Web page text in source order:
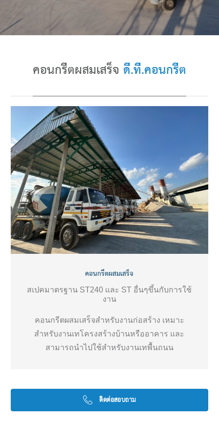
คอนกรีตผสมเสร็จ ดี.ที.คอนกรีต
คอนกรีตผสมเสร็จ
สเปคมาตรฐาน ST240 และ ST อื่นๆขึ้นกับการใช้
งาน
คอนกรีตผสมเสร็จสำหรับงานก่อสร้าง เหมาะ
สำหรับงานเทโครงสร้างบ้านหรืออาคาร และ
สามารถนำไปใช้สำหรับงานเทพื้นถนน
ติดต่อสอบถาม